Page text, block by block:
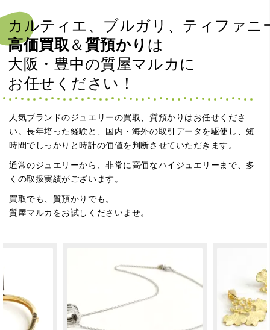
カルティエ、ブルガリ、ティファニ
高価買取 ＆質預かり は
大阪・豊中の質屋マルカに
お任せください！
人気ブランドのジュエリーの買取、質預かりはお任せくださ
い。長年培った経験と、国内・海外の取引データを駆使し、短
時間でしっかりと時計の価値を判断させていただきます。
通常のジュエリーから、非常に高価なハイジュエリーまで、多
くの取扱実績がございます。
買取でも、質預かりでも。
質屋マルカをお試しくださいませ。